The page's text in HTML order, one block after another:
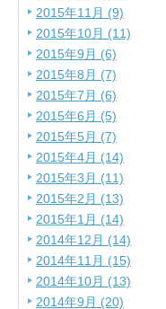
2015年11月 (9)
2015年10月 (11)
2015年9月 (6)
2015年8月 (7)
2015年7月 (6)
2015年6月 (5)
2015年5月 (7)
2015年4月 (14)
2015年3月 (11)
2015年2月 (13)
2015年1月 (14)
2014年12月 (14)
2014年11月 (15)
2014年10月 (13)
2014年9月 (20)